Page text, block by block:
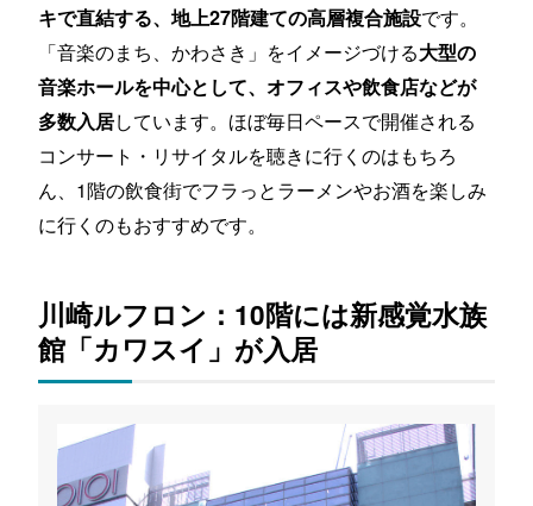
キで直結する、地上27階建ての高層複合施設です。
「音楽のまち、かわさき」をイメージづける大型の
音楽ホールを中心として、オフィスや飲食店などが
多数入居しています。ほぼ毎日ペースで開催される
コンサート・リサイタルを聴きに行くのはもちろ
ん、1階の飲食街でフラっとラーメンやお酒を楽しみ
に行くのもおすすめです。
川崎ルフロン：10階には新感覚水族
館「カワスイ」が入居